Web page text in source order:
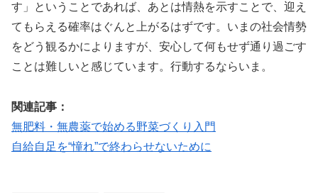
す」ということであれば、あとは情熱を示すことで、迎え
てもらえる確率はぐんと上がるはずです。いまの社会情勢
をどう観るかによりますが、安心して何もせず通り過ごす
ことは難しいと感じています。行動するならいま。
関連記事：
無肥料・無農薬で始める野菜づくり入門
自給自足を“憧れ”で終わらせないために